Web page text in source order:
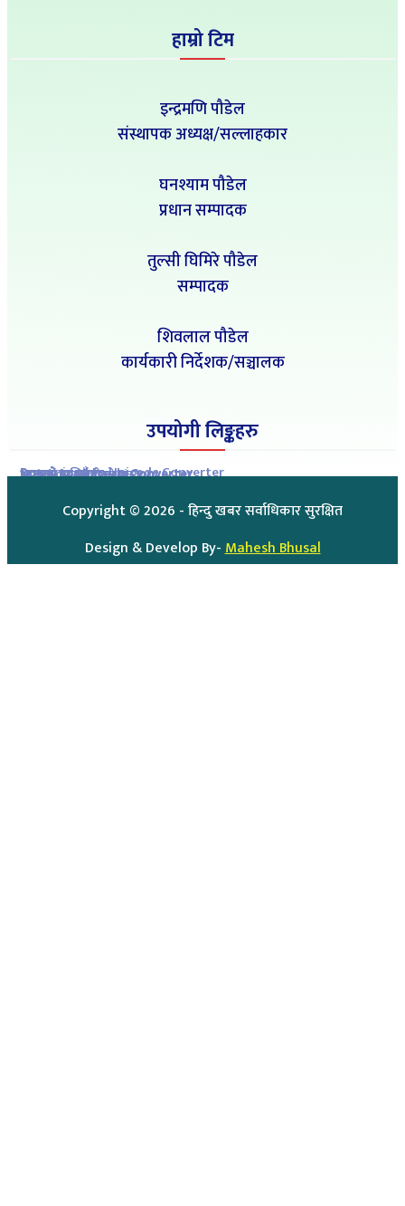
हाम्रो टिम
इन्द्रमणि पौडेल
संस्थापक अध्यक्ष/सल्लाहकार
घनश्याम पौडेल
प्रधान सम्पादक
तुल्सी घिमिरे पौडेल
सम्पादक
शिवलाल पौडेल
कार्यकारी निर्देशक/सञ्चालक
उपयोगी लिङ्कहरु
Romanized to Unicode Converter
Preeti to Unicode Converter
Unicode to Preeti Converter
आजको राशिफल
आजको सुनचाँदीको मुल्य
Copyright ©2026 - हिन्दु खबर सर्वाधिकार सुरक्षित
Design & Develop By-Mahesh Bhusal